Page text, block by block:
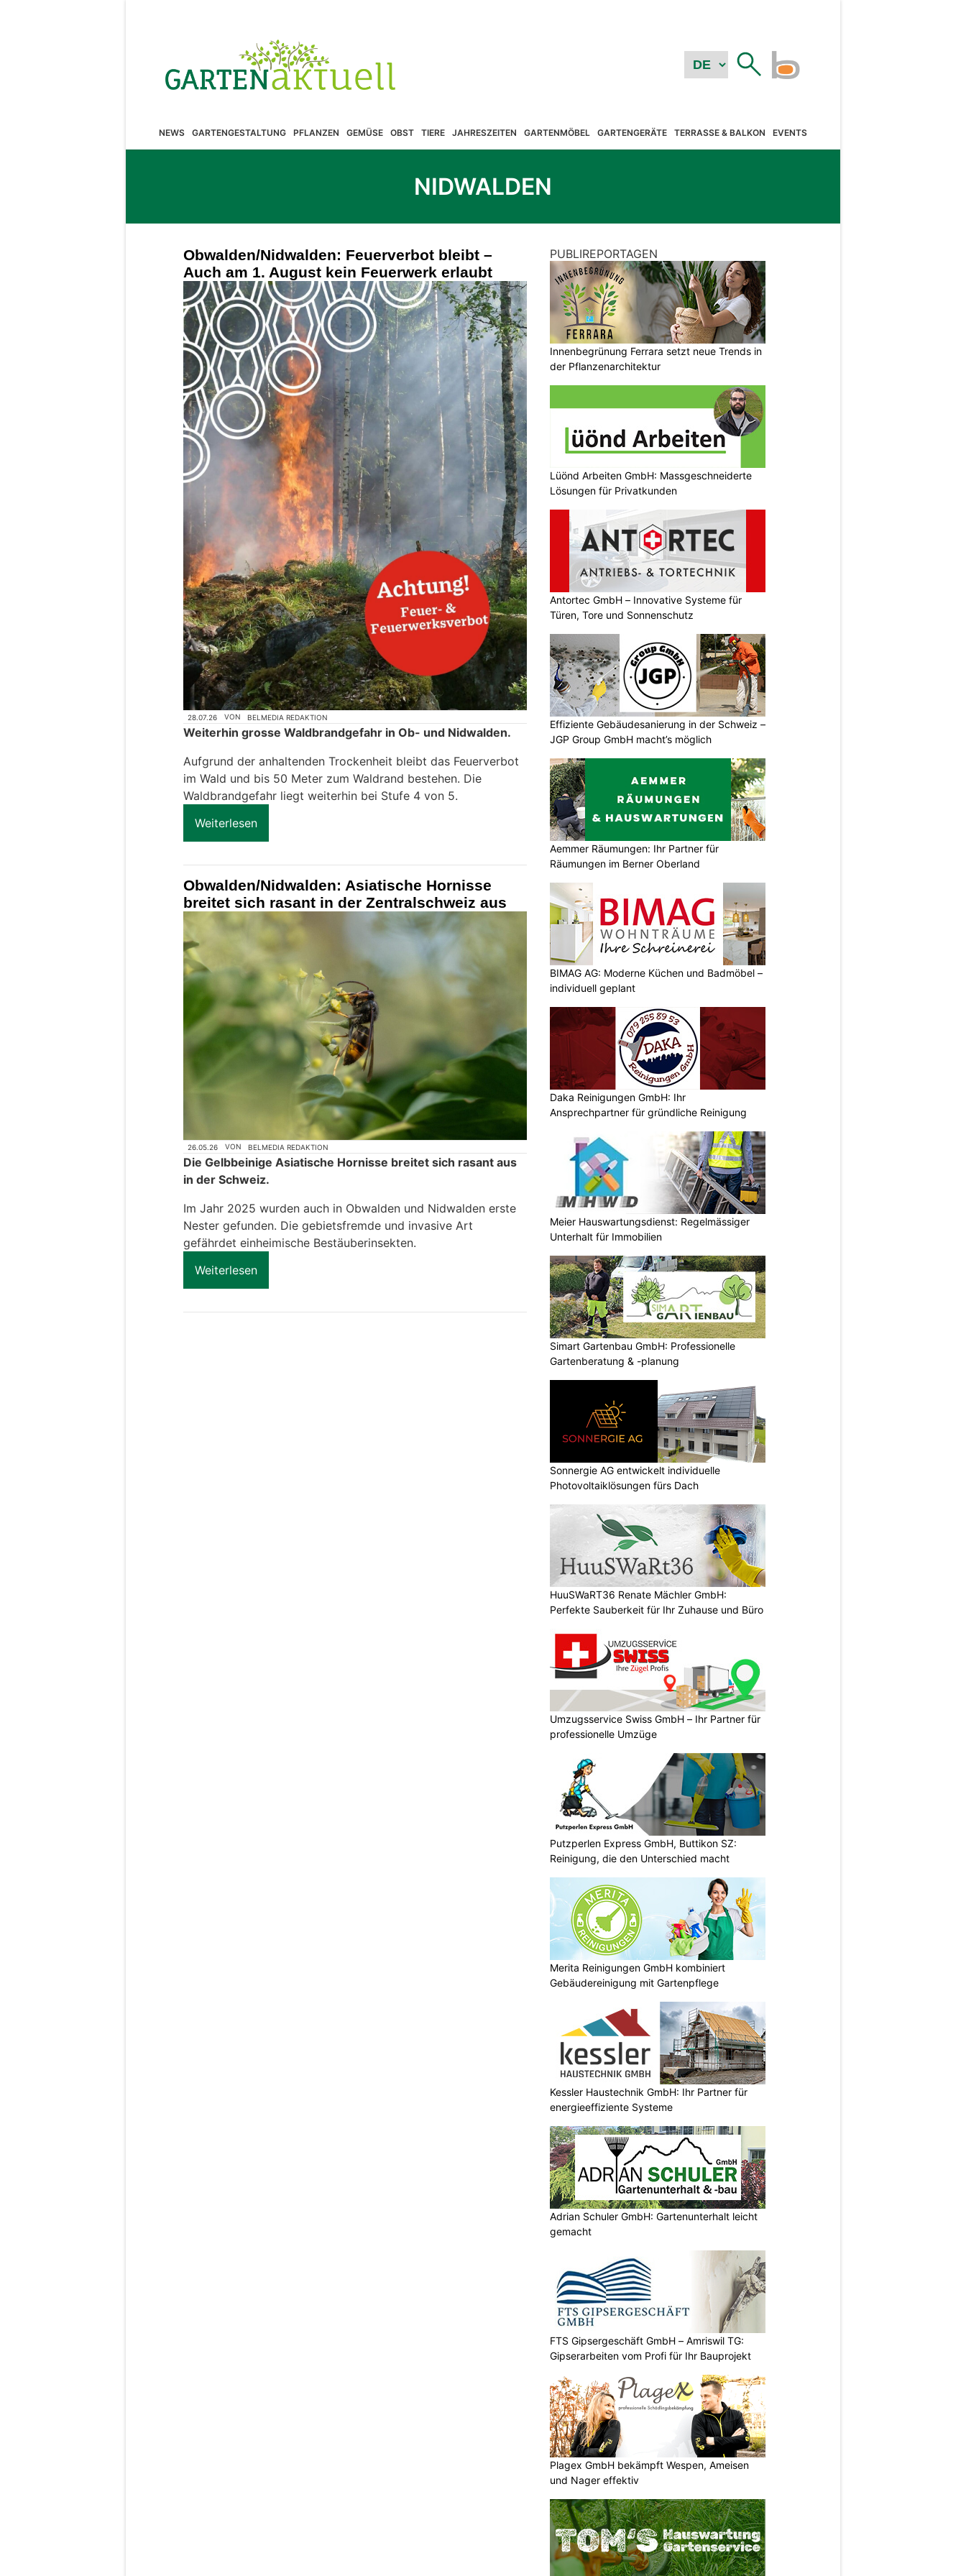
NEWS GARTENGESTALTUNG PFLANZEN GEMÜSE OBST TIERE JAHRESZEITEN GARTENMÖBEL GARTENGERÄTE TERRASSE & BALKON EVENTS
NIDWALDEN
Obwalden/Nidwalden: Feuerverbot bleibt –
Auch am 1. August kein Feuerwerk erlaubt
28.07.26 VON BELMEDIA REDAKTION
Weiterhin grosse Waldbrandgefahr in Ob- und Nidwalden.
Aufgrund der anhaltenden Trockenheit bleibt das Feuerverbot
im Wald und bis 50 Meter zum Waldrand bestehen. Die
Waldbrandgefahr liegt weiterhin bei Stufe 4 von 5.
Weiterlesen
Obwalden/Nidwalden: Asiatische Hornisse
breitet sich rasant in der Zentralschweiz aus
26.05.26 VON BELMEDIA REDAKTION
Die Gelbbeinige Asiatische Hornisse breitet sich rasant aus
in der Schweiz.
Im Jahr 2025 wurden auch in Obwalden und Nidwalden erste
Nester gefunden. Die gebietsfremde und invasive Art
gefährdet einheimische Bestäuberinsekten.
Weiterlesen
PUBLIREPORTAGEN
Innenbegrünung Ferrara setzt neue Trends in
der Pflanzenarchitektur
Lüönd Arbeiten GmbH: Massgeschneiderte
Lösungen für Privatkunden
Antortec GmbH – Innovative Systeme für
Türen, Tore und Sonnenschutz
Effiziente Gebäudesanierung in der Schweiz –
JGP Group GmbH macht’s möglich
Aemmer Räumungen: Ihr Partner für
Räumungen im Berner Oberland
BIMAG AG: Moderne Küchen und Badmöbel –
individuell geplant
Daka Reinigungen GmbH: Ihr
Ansprechpartner für gründliche Reinigung
Meier Hauswartungsdienst: Regelmässiger
Unterhalt für Immobilien
Simart Gartenbau GmbH: Professionelle
Gartenberatung & -planung
Sonnergie AG entwickelt individuelle
Photovoltaiklösungen fürs Dach
HuuSWaRT36 Renate Mächler GmbH:
Perfekte Sauberkeit für Ihr Zuhause und Büro
Umzugsservice Swiss GmbH – Ihr Partner für
professionelle Umzüge
Putzperlen Express GmbH, Buttikon SZ:
Reinigung, die den Unterschied macht
Merita Reinigungen GmbH kombiniert
Gebäudereinigung mit Gartenpflege
Kessler Haustechnik GmbH: Ihr Partner für
energieeffiziente Systeme
Adrian Schuler GmbH: Gartenunterhalt leicht
gemacht
FTS Gipsergeschäft GmbH – Amriswil TG:
Gipserarbeiten vom Profi für Ihr Bauprojekt
Plagex GmbH bekämpft Wespen, Ameisen
und Nager effektiv